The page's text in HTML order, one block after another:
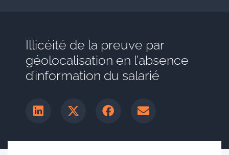
Illicéité de la preuve par
géolocalisation en l’absence
d’information du salarié